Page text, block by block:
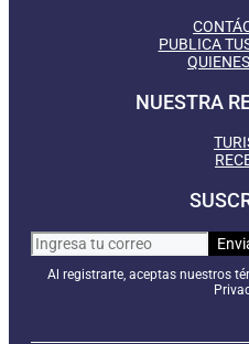
PUBLICA
NUESTRA
Al registrarte, aceptas nuestros